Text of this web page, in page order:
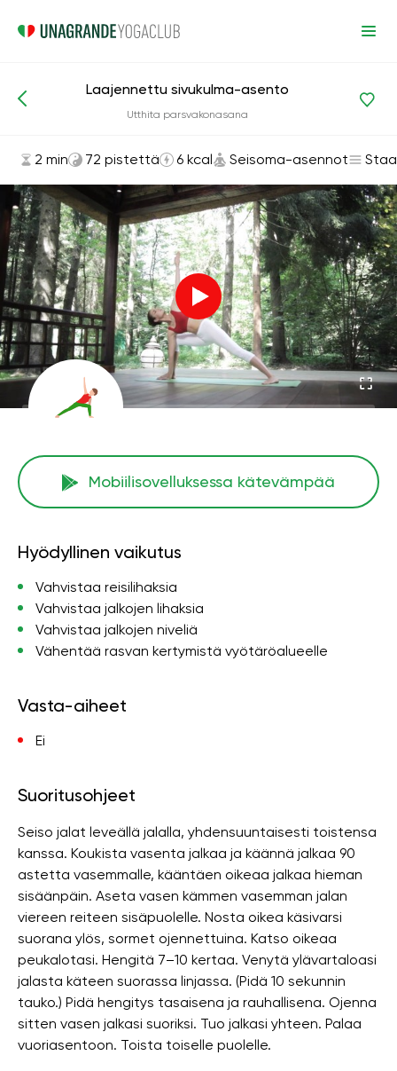
Asanat ja harjoitukset Seisoma-asennot
Laajennettu sivukulma-asento
Utthita parsvakonasana
2 min 72 pistettä 6 kcal Seisoma-asennot
Mobiilisovelluksessa kätevämpää
Hyödyllinen vaikutus
Vahvistaa reisilihaksia
Vahvistaa jalkojen lihaksia
Vahvistaa jalkojen niveliä
Vähentää rasvan kertymistä vyötäröalueelle
Vasta-aiheet
Ei
Suoritusohjeet
Seiso jalat leveällä jalalla, yhdensuuntaisesti toistensa
kanssa. Koukista vasenta jalkaa ja käännä jalkaa 90
astetta vasemmalle, kääntäen oikeaa jalkaa hieman
sisäänpäin. Aseta vasen kämmen vasemman jalan
viereen reiteen sisäpuolelle. Nosta oikea käsivarsi
suorana ylös, sormet ojennettuina. Katso oikeaa
peukalotasi. Hengitä 7–10 kertaa. Venytä ylävartaloasi
jalasta käteen suorassa linjassa. (Pidä 10 sekunnin
tauko.) Pidä hengitys tasaisena ja rauhallisena. Ojenna
sitten vasen jalkasi suoriksi. Tuo jalkasi yhteen. Palaa
vuoriasentoon. Toista toiselle puolelle.